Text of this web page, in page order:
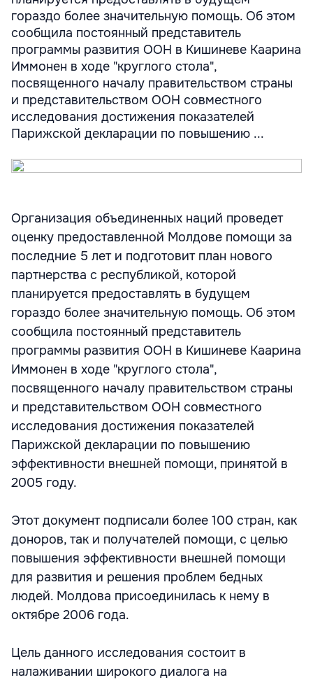
гораздо более значительную помощь. Об этом
сообщила постоянный представитель
программы развития ООН в Кишиневе Каарина
Иммонен в ходе "круглого стола",
посвященного началу правительством страны
и представительством ООН совместного
исследования достижения показателей
Парижской декларации по повышению ...
Организация объединенных наций проведет
оценку предоставленной Молдове помощи за
последние 5 лет и подготовит план нового
партнерства с республикой, которой
планируется предоставлять в будущем
гораздо более значительную помощь. Об этом
сообщила постоянный представитель
программы развития ООН в Кишиневе Каарина
Иммонен в ходе "круглого стола",
посвященного началу правительством страны
и представительством ООН совместного
исследования достижения показателей
Парижской декларации по повышению
эффективности внешней помощи, принятой в
2005 году.
Этот документ подписали более 100 стран, как
доноров, так и получателей помощи, с целью
повышения эффективности внешней помощи
для развития и решения проблем бедных
людей. Молдова присоединилась к нему в
октябре 2006 года.
Цель данного исследования состоит в
налаживании широкого диалога на